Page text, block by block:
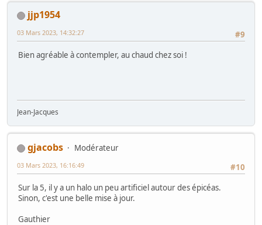
jjp1954
#9
03 Mars 2023, 14:32:27
Bien agréable à contempler, au chaud chez soi !
Jean-Jacques
gjacobs
Modérateur
#10
03 Mars 2023, 16:16:49
Sur la 5, il y a un halo un peu artificiel autour des épicéas.
Sinon, c'est une belle mise à jour.
Gauthier